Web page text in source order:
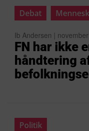
Debat
Ib Andersen |
FN har ikke
håndtering
Politik